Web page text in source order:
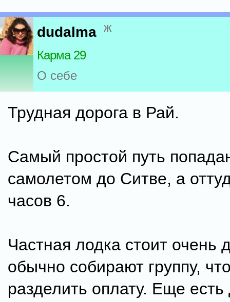
dudalma ж
Карма 29
О себе
Трудная дорога в Рай.
Самый простой путь
самолетом до Ситве, а
часов 6.
Частная лодка стоит очень
обычно собирают группу,
разделить оплату. Еще